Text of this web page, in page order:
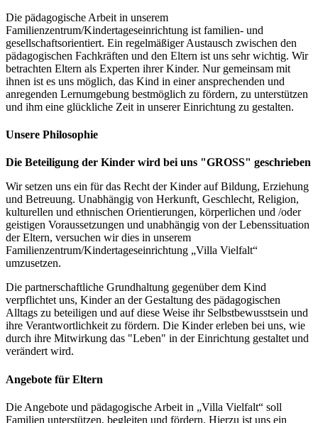
Die pädagogische Arbeit in unserem
Familienzentrum/Kindertageseinrichtung ist familien- und
gesellschaftsorientiert. Ein regelmäßiger Austausch zwischen den
pädagogischen Fachkräften und den Eltern ist uns sehr wichtig. Wir
betrachten Eltern als Experten ihrer Kinder. Nur gemeinsam mit
ihnen ist es uns möglich, das Kind in einer ansprechenden und
anregenden Lernumgebung bestmöglich zu fördern, zu unterstützen
und ihm eine glückliche Zeit in unserer Einrichtung zu gestalten.
Unsere Philosophie
Die Beteiligung der Kinder wird bei uns "GROSS" geschrieben
Wir setzen uns ein für das Recht der Kinder auf Bildung, Erziehung
und Betreuung. Unabhängig von Herkunft, Geschlecht, Religion,
kulturellen und ethnischen Orientierungen, körperlichen und /oder
geistigen Voraussetzungen und unabhängig von der Lebenssituation
der Eltern, versuchen wir dies in unserem
Familienzentrum/Kindertageseinrichtung „Villa Vielfalt“
umzusetzen.
Die partnerschaftliche Grundhaltung gegenüber dem Kind
verpflichtet uns, Kinder an der Gestaltung des pädagogischen
Alltags zu beteiligen und auf diese Weise ihr Selbstbewusstsein und
ihre Verantwortlichkeit zu fördern. Die Kinder erleben bei uns, wie
durch ihre Mitwirkung das "Leben" in der Einrichtung gestaltet und
verändert wird.
Angebote für Eltern
Die Angebote und pädagogische Arbeit in „Villa Vielfalt“ soll
Familien unterstützen, begleiten und fördern. Hierzu ist uns ein